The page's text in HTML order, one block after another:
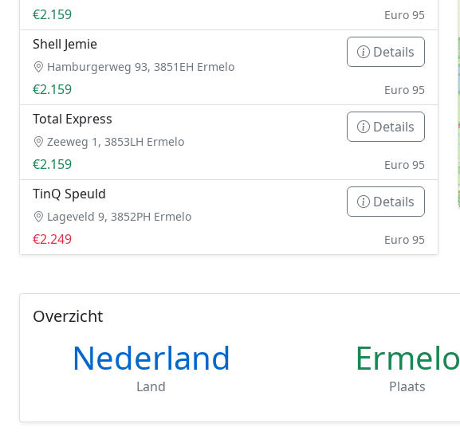
€2.159 Euro 95
Shell Jemie
Hamburgerweg 93, 3851EH Ermelo
Details
€2.159 Euro 95
Total Express
Zeeweg 1, 3853LH Ermelo
Details
€2.159 Euro 95
TinQ Speuld
Lageveld 9, 3852PH Ermelo
Details
€2.249 Euro 95
Overzicht
Nederland
Land
Ermelo
Plaats